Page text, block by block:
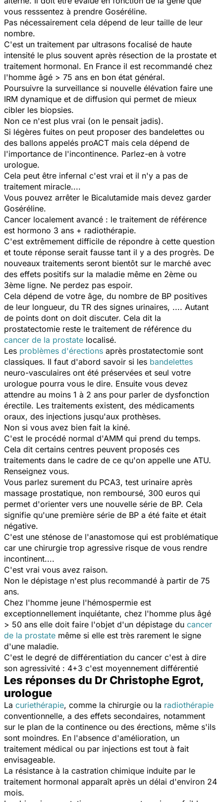
vous resssentez à prendre Goséréline.
Pas nécessairement cela dépend de leur taille de leur
nombre.
C'est un traitement par ultrasons focalisé de haute
intensité le plus souvent après résection de la prostate et
traitement hormonal. En France il est recommandé chez
l'homme âgé > 75 ans en bon état général.
Poursuivre la surveillance si nouvelle élévation faire une
IRM dynamique et de diffusion qui permet de mieux
cibler les biopsies.
Non ce n'est plus vrai (on le pensait jadis).
Si légères fuites on peut proposer des bandelettes ou
des ballons appelés proACT mais cela dépend de
l'importance de l'incontinence. Parlez-en à votre
urologue.
Cela peut être infernal c'est vrai et il n'y a pas de
traitement miracle....
Vous pouvez arrêter le Bicalutamide mais devez garder
Goséréline.
Cancer localement avancé : le traitement de référence
est hormono 3 ans + radiothérapie.
C'est extrêmement difficile de répondre à cette question
et toute réponse serait fausse tant il y a des progrès. De
nouveaux traitements seront bientôt sur le marché avec
des effets positifs sur la maladie même en 2ème ou
3ème ligne. Ne perdez pas espoir.
Cela dépend de votre âge, du nombre de BP positives
de leur longueur, du TR des signes urinaires, .... Autant
de points dont on doit discuter. Cela dit la
prostatectomie reste le traitement de référence du
cancer de la prostate localisé.
Les problèmes d'érections après prostatectomie sont
classiques. Il faut d'abord savoir si les bandelettes
neuro-vasculaires ont été préservées et seul votre
urologue pourra vous le dire. Ensuite vous devez
attendre au moins 1 à 2 ans pour parler de dysfonction
érectile. Les traitements existent, des médicaments
oraux, des injections jusqu'aux prothèses.
Non si vous avez bien fait la kiné.
C'est le procédé normal d'AMM qui prend du temps.
Cela dit certains centres peuvent proposés ces
traitements dans le cadre de ce qu'on appelle une ATU.
Renseignez vous.
Vous parlez surement du PCA3, test urinaire après
massage prostatique, non remboursé, 300 euros qui
permet d'orienter vers une nouvelle série de BP. Cela
signifie qu'une première série de BP a été faite et était
négative.
C'est une sténose de l'anastomose qui est problématique
car une chirurgie trop agressive risque de vous rendre
incontinent....
C'est vrai vous avez raison.
Non le dépistage n'est plus recommandé à partir de 75
ans.
Chez l'homme jeune l'hémospermie est
exceptionnellement inquiétante, chez l'homme plus âgé
> 50 ans elle doit faire l'objet d'un dépistage du cancer
de la prostate même si elle est très rarement le signe
d'une maladie.
C'est le degré de différentiation du cancer c'est à dire
son agressivité : 4+3 c'est moyennement différentié
Les réponses du Dr Christophe Egrot,
urologue
La curiethérapie, comme la chirurgie ou la radiothérapie
conventionnelle, a des effets secondaires, notamment
sur le plan de la continence ou des érections, même s'ils
sont moindres. En l'absence d'amélioration, un
traitement médical ou par injections est tout à fait
envisageable.
La résistance à la castration chimique induite par le
traitement hormonal apparaît après un délai d'environ 24
mois.